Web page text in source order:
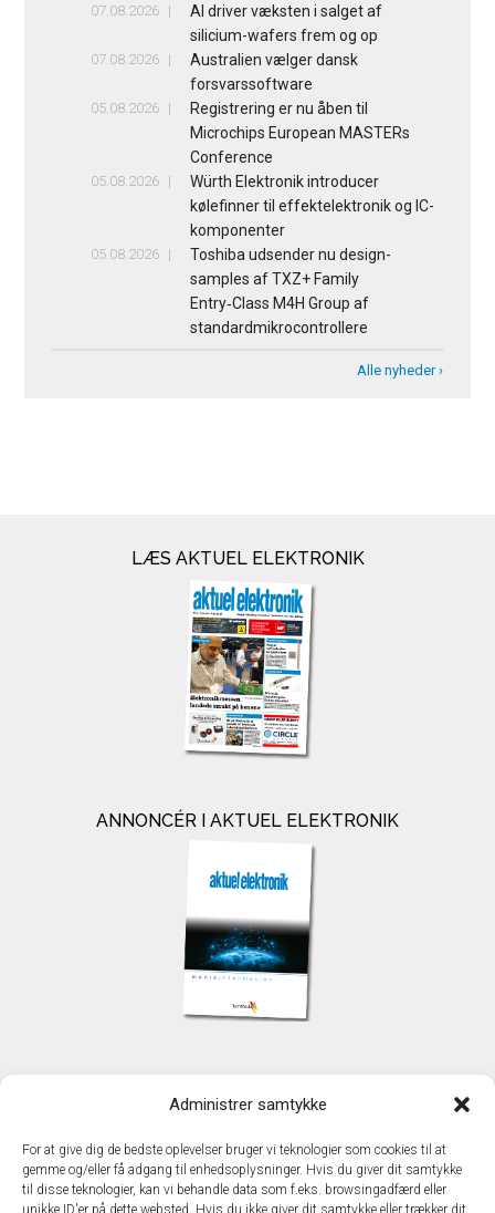
Administrer samtykke
For at give dig de bedste oplevelser bruger vi teknologier som cookies til at
gemme og/eller få adgang til enhedsoplysninger. Hvis du giver dit samtykke
til disse teknologier, kan vi behandle data som f.eks. browsingadfærd eller
unikke ID'er på dette websted. Hvis du ikke giver dit samtykke eller trækker dit
07.08.2026
AI driver væksten i salget af
silicium-wafers frem og op
07.08.2026
Australien vælger dansk
forsvarssoftware
05.08.2026
Registrering er nu åben til
Microchips European MASTERs
Conference
05.08.2026
Würth Elektronik introducer
kølefinner til effektelektronik og IC-
komponenter
05.08.2026
Toshiba udsender nu design-
samples af TXZ+ Family
Entry‑Class M4H Group af
standardmikrocontrollere
Alle nyheder ›
LÆS AKTUEL ELEKTRONIK
ANNONCÉR I AKTUEL ELEKTRONIK
TechMedia A/S
DK - 2600 Glostrup
www.techmedia.dk
Telefon: +45 43 24 26 28